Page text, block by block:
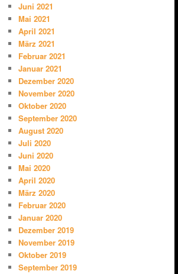
Juni 2021
Mai 2021
April 2021
März 2021
Februar 2021
Januar 2021
Dezember 2020
November 2020
Oktober 2020
September 2020
August 2020
Juli 2020
Juni 2020
Mai 2020
April 2020
März 2020
Februar 2020
Januar 2020
Dezember 2019
November 2019
Oktober 2019
September 2019